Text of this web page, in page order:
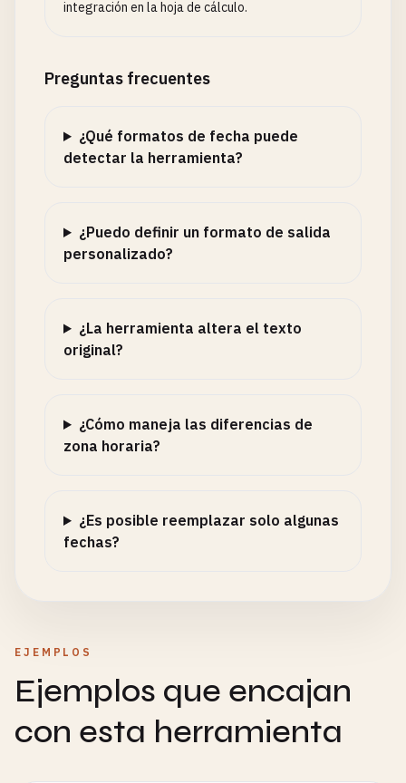
integración en la hoja de cálculo.
Preguntas frecuentes
¿Qué formatos de fecha puede
detectar la herramienta?
¿Puedo definir un formato de salida
personalizado?
¿La herramienta altera el texto
original?
¿Cómo maneja las diferencias de
zona horaria?
¿Es posible reemplazar solo algunas
fechas?
EJEMPLOS
Ejemplos que encajan
con esta herramienta